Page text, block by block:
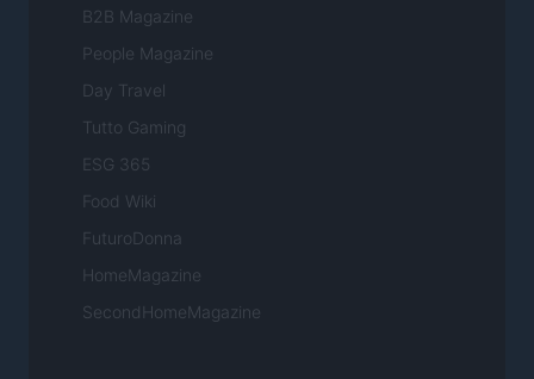
B2B Magazine
People Magazine
Day Travel
Tutto Gaming
ESG 365
Food Wiki
FuturoDonna
HomeMagazine
SecondHomeMagazine